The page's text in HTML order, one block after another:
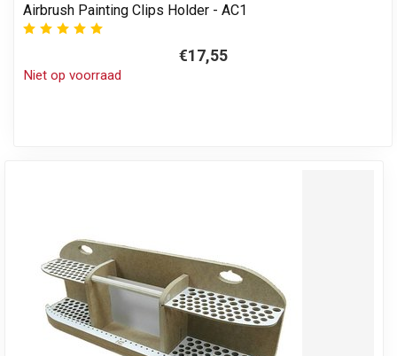
Airbrush Painting Clips Holder - AC1
€17,55
Niet op voorraad